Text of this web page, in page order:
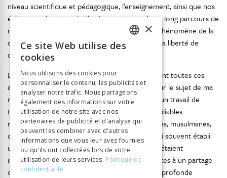
niveau scientifique et pédagogique, l’enseignement, ainsi que nos
échanges m’ont permis d’arriver au terme de ce long parcours de
recherche sur un sujet qui me tient à cœur: le phénomène de la
conversion, qui est au centre de la question de la liberté de
conscience.
La liste des personnes que j’ai rencontrées durant toutes ces
années et avec lesquelles j’ai eu des échanges sur le sujet de ma
recherche est très longue. Ma recherche a été un travail de
terrain, qui m’a donné la chance de faire d’inoubliables
rencontres avec tant de personnes – chrétiennes, musulmanes,
d’autres religions ou athées –, avec lesquelles j’ai souvent établi
un lien d’amitié au cours de ces années. Toutes étaient
intéressées par le sujet de ma recherche et prêtes à un partage
ou à un soutien. À chacune d’elles, j’exprime ma profonde
ITALIAN
×
Ce site Web utilise des
cookies
Nous utilisons des cookies pour
personnaliser le contenu, les publicités et
analyser notre trafic. Nous partageons
également des informations sur votre
utilisation de notre site avec nos
partenaires de publicité et d'analyse qui
peuvent les combiner avec d'autres
informations que vous leur avez fournies
ou qu'ils ont collectées lors de votre
utilisation de leurs services. Politique de
confidentialité